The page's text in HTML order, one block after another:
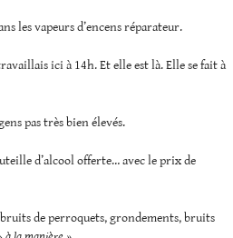
les vapeurs d’encens réparateur.
ici à 14h. Et elle est là. Elle se fait à
pas très bien élevés.
d’alcool offerte… avec le prix de
bruits de perroquets, grondements, bruits